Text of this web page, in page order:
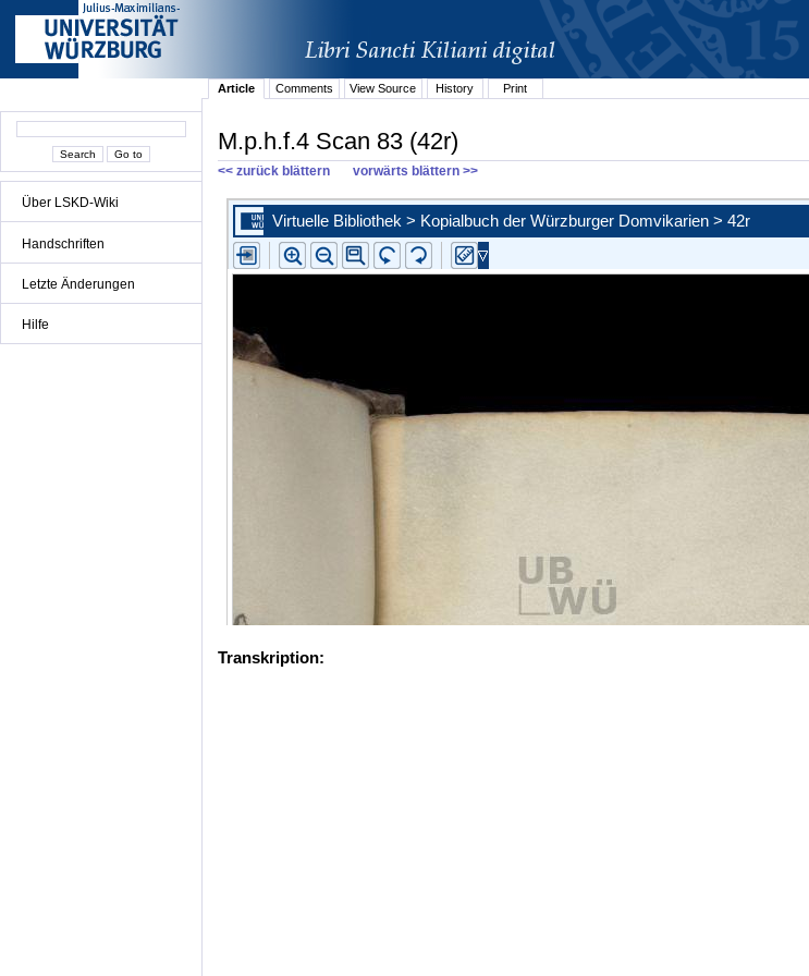
Über LSKD-Wiki
Handschriften
Letzte Änderungen
Hilfe
Article
Comments View Source History Print
M.p.h.f.4 Scan 83 (42r)
<< zurück blättern vorwärts blättern >>
Transkription: